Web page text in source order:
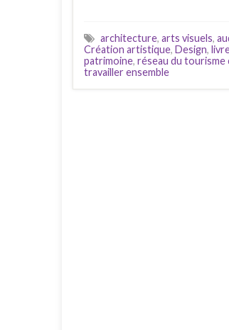
architecture, arts visuels,
Création artistique, Design,
patrimoine, réseau du tourisme
travailler ensemble